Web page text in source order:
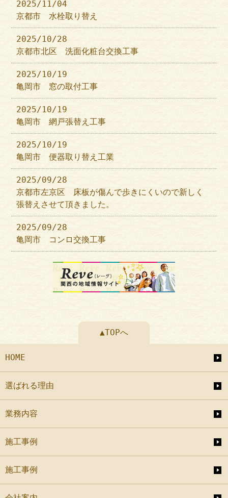
2025/11/04
京都市 水栓取り替え
2025/10/28
京都市北区 洗面化粧台交換工事
2025/10/19
亀岡市 窓の取付工事
2025/10/19
亀岡市 網戸張替え工事
2025/10/19
亀岡市 便器取り替え工業
2025/09/28
京都市左京区 床板が傷んで歩きにくいので新しく
張替えさせて頂きました。
2025/09/28
亀岡市 コンロ交換工事
▲TOPへ
HOME
選ばれる理由
業務内容
施工事例
施工事例